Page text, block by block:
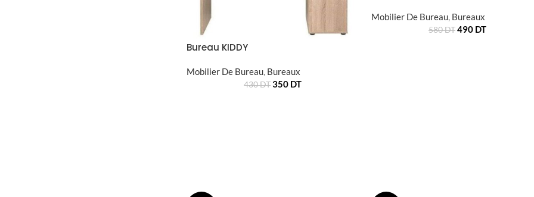
Bureau KIDDY
Mobilier De Bureau, Bureaux
430DT 350 DT
Mobilier De Bureau, Bureaux
580DT490 DT